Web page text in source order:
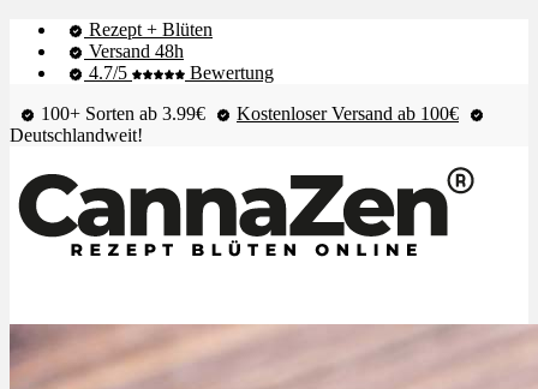
Rezept + Blüten
Versand 48h
4.7/5
Bewertung
100+ Sorten ab 3.99€
Kostenloser Versand ab 100€
Deutschlandweit!
Shop & Live-Bestand